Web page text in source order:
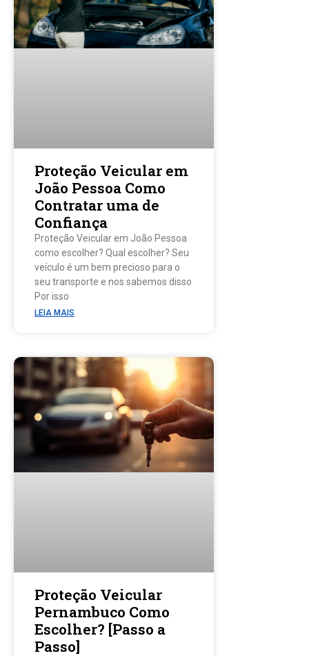
Proteção Veicular em
João Pessoa Como
Contratar uma de
Confiança
Proteção Veicular em João Pessoa
como escolher? Qual escolher? Seu
veículo é um bem precioso para o
seu transporte e nos sabemos disso
Por isso
LEIA MAIS
Proteção Veicular
Pernambuco Como
Escolher? [Passo a
Passo]